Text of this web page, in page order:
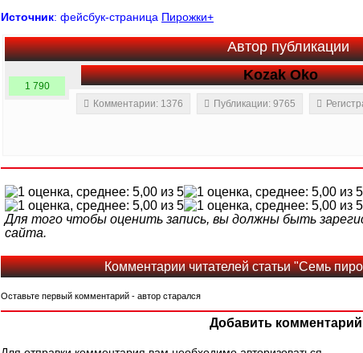
Источник: фейсбук-страница Пирожки+
Автор публикации
Kozak Oko
1 790
Комментарии: 1376
Публикации: 9765
Для того чтобы оценить запись, вы должны быть
сайта.
Комментарии читателей статьи "Семь
Оставьте первый комментарий - автор старался
Добавить комментарий